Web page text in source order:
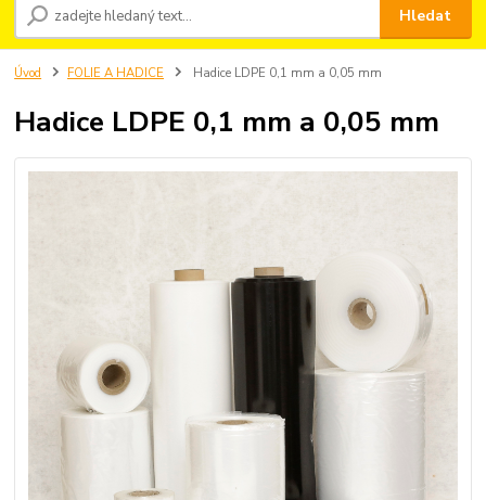
Hledat
Úvod FOLIE A HADICE Hadice LDPE 0,1 mm a 0,05 mm
Hadice LDPE 0,1 mm a 0,05 mm